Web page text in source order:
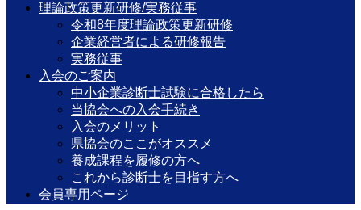
理論政策更新研修/実務従事
令和8年度理論政策更新研修
企業経営者による研修報告
実務従事
入会のご案内
中小企業診断士試験に合格したら
当協会への入会手続き
入会のメリット
県協会のここがオススメ
養成課程を履修の方へ
これから診断士を目指す方へ
会員専用ページ